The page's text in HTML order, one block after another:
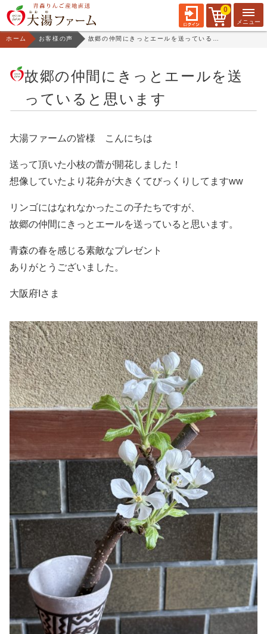
0
ホーム お客様の声 故郷の仲間にきっとエールを送っていると思います
故郷の仲間にきっとエールを送
っていると思います
大湯ファームの皆様 こんにちは
送って頂いた小枝の蕾が開花しました！
想像していたより花弁が大きくてびっくりしてますww
リンゴにはなれなかったこの子たちですが、
故郷の仲間にきっとエールを送っていると思います。
青森の春を感じる素敵なプレゼント
ありがとうございました。
大阪府Iさま